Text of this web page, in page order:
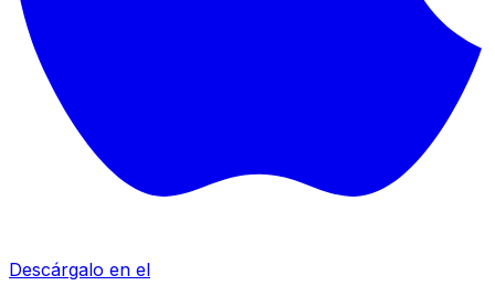
Descárgalo en el